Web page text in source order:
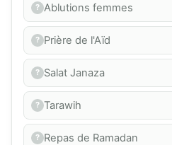
Ablutions femmes
Prière de l'Aïd
Salat Janaza
Tarawih
Repas de Ramadan